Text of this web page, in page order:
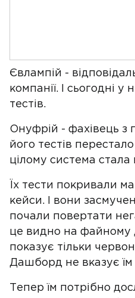
Євлампій -
компанії. І сьогодні у
тестів.
Онуфрій - фахівець з
його тестів
цілому система стала
Їх тести покривали
кейси. І вони
почали повертати
це видно на файному
показує тільки
Дашборд не вказує їм
Тепер їм потрібно